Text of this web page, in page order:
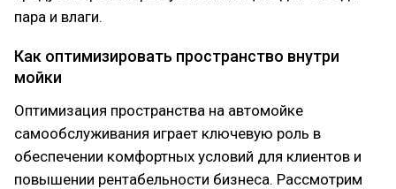
пара и влаги.
Как оптимизировать пространство внутри
мойки
Оптимизация пространства на автомойке
самообслуживания играет ключевую роль в
обеспечении комфортных условий для клиентов и
повышении рентабельности бизнеса. Рассмотрим